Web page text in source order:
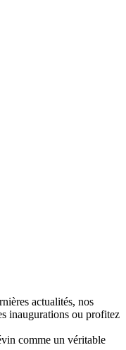
actualités, nos
inaugurations ou profitez
comme un véritable